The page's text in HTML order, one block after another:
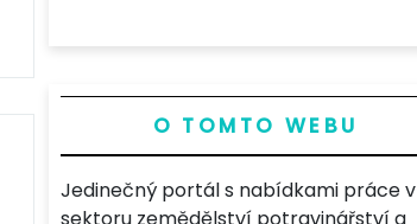
O TOMTO WEBU
Jedinečný portál s nabídkami práce v